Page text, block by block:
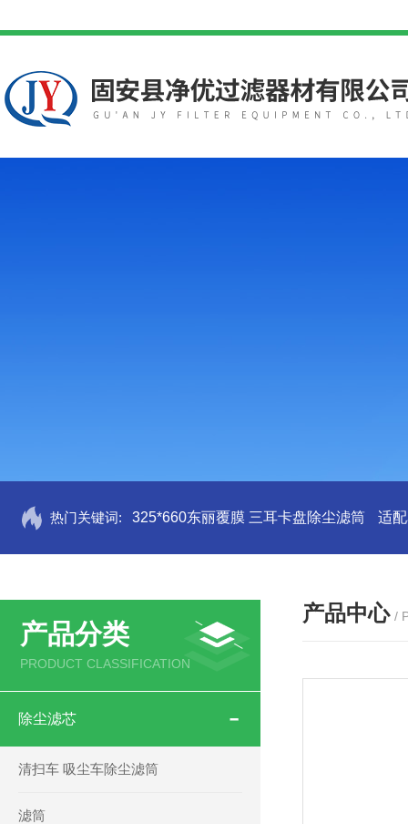
热门关键词: 325*660东丽覆膜 三耳卡盘除尘滤筒 适
产品分类
PRODUCT CLASSIFICATION
除尘滤芯
清扫车 吸尘车除尘滤筒
滤筒
产品中心 /